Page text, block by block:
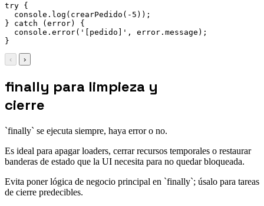
try {
  console
. log ( crearPedido ( - 5 ) ) ;
}
catch (error)
{
  console
. error( '[pedido]' , error . message ) ;
}
‹ ›
finally para limpieza y
cierre
`finally` se ejecuta siempre, haya error o no.
Es ideal para apagar loaders, cerrar recursos temporales o restaurar
banderas de estado que la UI necesita para no quedar bloqueada.
Evita poner lógica de negocio principal en `finally`; úsalo para tareas
de cierre predecibles.